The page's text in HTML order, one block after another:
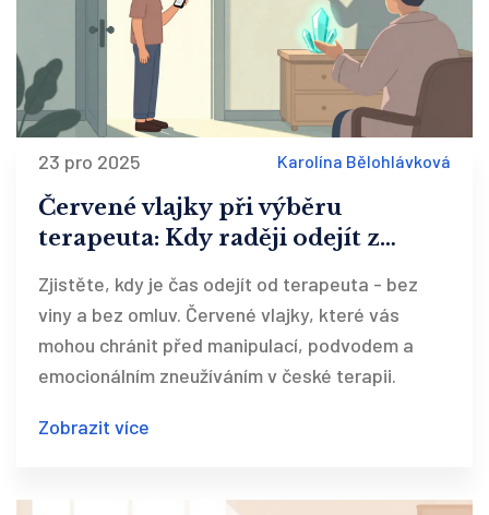
23 pro 2025 Karolína Bělohlávková
Červené vlajky při výběru
terapeuta: Kdy raději odejít z
Zjistěte, kdy je čas odejít od terapeuta - bez
viny a bez omluv. Červené vlajky, které vás
mohou chránit před manipulací, podvodem a
emocionálním zneužíváním v české terapii.
Zobrazit více